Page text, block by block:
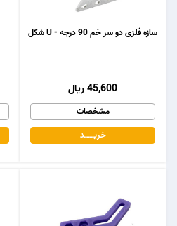
سازه فلزی دو سر خم 90 درجه - U شکل
45,600 ریال
مشخصات
خریـــــــد